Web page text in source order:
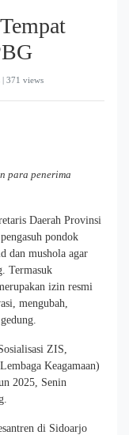
| 371 views
para penerima
Daerah Provinsi
pondok
dan mushola agar
Termasuk
izin resmi
mengubah,
ZIS,
Keagamaan)
2025, Senin
di Sidoarjo